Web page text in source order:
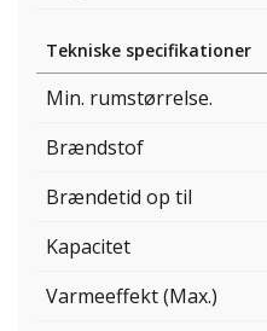
Tekniske specifikationer
Min. rumstørrelse.
Brændstof
Brændetid op til
Kapacitet
Varmeeffekt (Max.)